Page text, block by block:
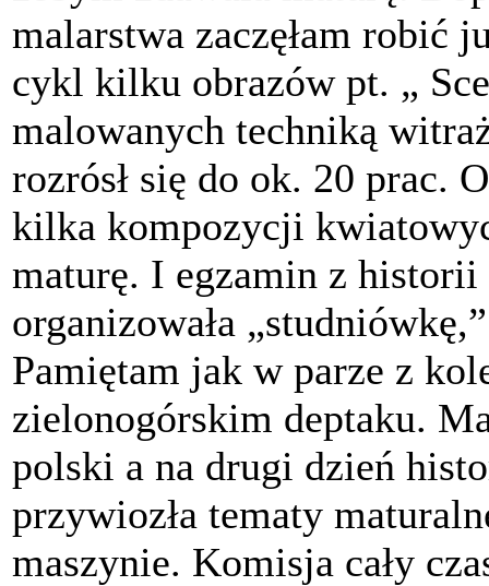
malarstwa zaczęłam robić
cykl kilku obrazów pt. „
malowanych techniką
rozrósł się do ok. 20 prac.
kilka kompozycji
maturę. I egzamin z
organizowała
Pamiętam jak w parze z
zielonogórskim deptaku.
polski a na drugi dzień
przywiozła tematy
maszynie. Komisja cały